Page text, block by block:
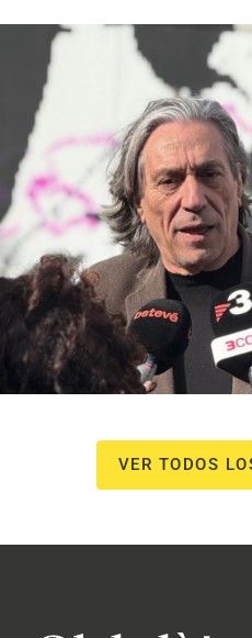
NOU
Campañas
comunicación y PR
VER TODOS